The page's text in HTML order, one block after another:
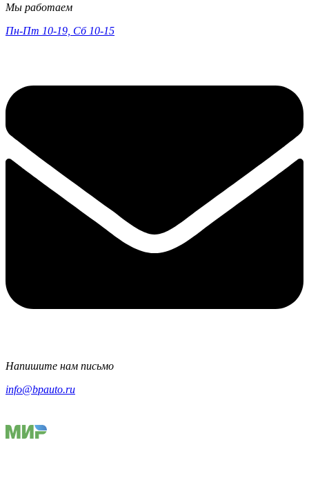
Мы работаем
Пн-Пт 10-19, Сб 10-15
Напишите нам письмо
info@bpauto.ru